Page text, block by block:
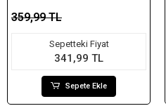
359,99 TL
Sepetteki Fiyat
341,99 TL
Sepete Ekle